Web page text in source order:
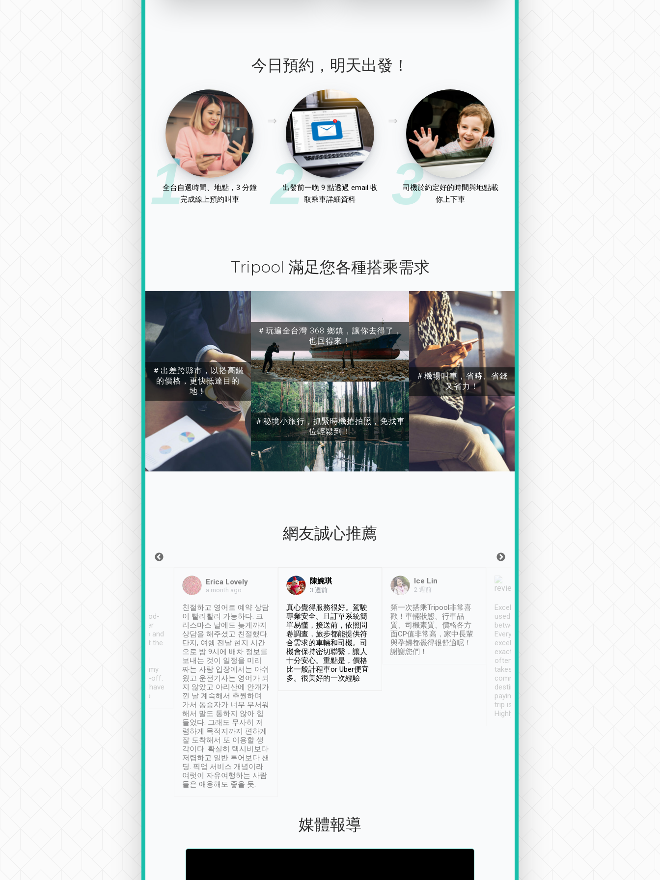
今日預約，明天出發！
1
全台自選時間、地點，3 分鐘
完成線上預約叫車
2
出發前一晚 9 點透過 email 收
取乘車詳細資料
3
司機於約定好的時間與地點載
你上下車
Tripool 滿足您各種搭乘需求
＃出差跨縣市，以搭高鐵
的價格，更快抵達目的
地！
＃玩遍全台灣 368 鄉鎮，讓你去得了，
也回得來！
＃秘境小旅行，抓緊時機搶拍照，免找車
位輕鬆到！
＃機場叫車，省時、省錢
又省力！
網友誠心推薦
service, vehicles in good-
condition and the driver
service was awesome and
thoughtful. Driver went the
have safely arrived at my
destination after drop-off.
Definitely something I have
not seen elsewhere 👍
Erica Lovely
a month ago
친절하고 영어로 예약 상담
이 빨리빨리 가능하다. 크
리스마스 날에도 늦게까지
상담을 해주셨고 친절했다.
단지, 여행 전날 현지 시간
으로 밤 9시에 배차 정보를
보내는 것이 일정을 미리
짜는 사람 입장에서는 아쉬
웠고 운전기사는 영어가 되
지 않았고 아리산에 안개가
낀 날 계속해서 추월하며
가서 동승자가 너무 무서워
해서 말도 통하지 않아 힘
들었다. 그래도 무사히 저
렴하게 목적지까지 편하게
잘 도착해서 또 이용할 생
각이다. 확실히 택시비보다
저렴하고 일반 투어보다 샌
딩. 픽업 서비스 개념이라
여럿이 자유여행하는 사람
들은 애용해도 좋을 듯.
陳婉琪
3 週前
真心覺得服務很好。駕駛
專業安全。且訂單系統簡
單易懂，接送前，依照問
卷調查，旅步都能提供符
合需求的車輛和司機。司
機會保持密切聯繫，讓人
十分安心。重點是，價格
比一般計程車or Uber便宜
多。很美好的一次經驗
Ice Lin
2 週前
第一次搭乘Tripool非常喜
歡！車輛狀態、行車品
質、司機素質、價格各方
面CP值非常高，家中長輩
與孕婦都覺得很舒適呢！
謝謝您們！
Excellent service. We have
used Tripool to travel
between cities in Taiwan.
Every driver has been
excellent and arrives
exactly on time. As there is
often limited English it
takes the difficulty out of
communicating the
destination details and
paying online prior to the
trip is very convenient.
Highly recommended
媒體報導